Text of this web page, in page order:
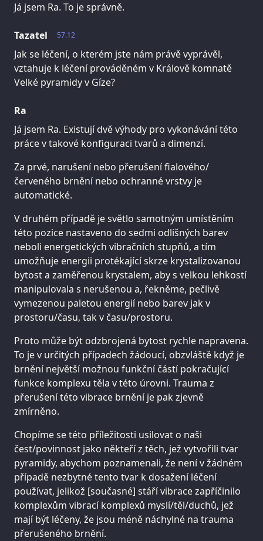
Já jsem Ra. To je správně.
57.12
Tazatel
Jak se léčení, o kterém jste nám právě vyprávěl,
vztahuje k léčení prováděném v Králově komnatě
Velké pyramidy v Gíze?
Ra
Já jsem Ra. Existují dvě výhody pro vykonávání této
práce v takové konfiguraci tvarů a dimenzí.
Za prvé, narušení nebo přerušení fialového/
červeného brnění nebo ochranné vrstvy je
automatické.
V druhém případě je světlo samotným umístěním
této pozice nastaveno do sedmi odlišných barev
neboli energetických vibračních stupňů, a tím
umožňuje energii protékající skrze krystalizovanou
bytost a zaměřenou krystalem, aby s velkou lehkostí
manipulovala s nerušenou a, řekněme, pečlivě
vymezenou paletou energií nebo barev jak v
prostoru/času, tak v času/prostoru.
Proto může být odzbrojená bytost rychle napravena.
To je v určitých případech žádoucí, obzvláště když je
brnění největší možnou funkční částí pokračující
funkce komplexu těla v této úrovni. Trauma z
přerušení této vibrace brnění je pak zjevně
zmírněno.
Chopíme se této příležitosti usilovat o naši
čest/povinnost jako někteří z těch, jež vytvořili tvar
pyramidy, abychom poznamenali, že není v žádném
případě nezbytné tento tvar k dosažení léčení
používat, jelikož [současné] stáří vibrace zapříčinilo
komplexům vibrací komplexů myslí/těl/duchů, jež
mají být léčeny, že jsou méně náchylné na trauma
přerušeného brnění.